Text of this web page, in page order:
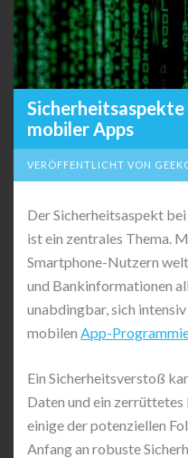
mobiler Apps
VERÖFFENTLICHT VON
Der Sicherheitsaspekt
ist ein zentrales Thema.
Smartphone-Nutzern
und Bankinformationen
unabdingbar, sich
mobilen App-
Ein Sicherheitsverstoß
Daten und ein
einige der potenziellen
Anfang an robuste